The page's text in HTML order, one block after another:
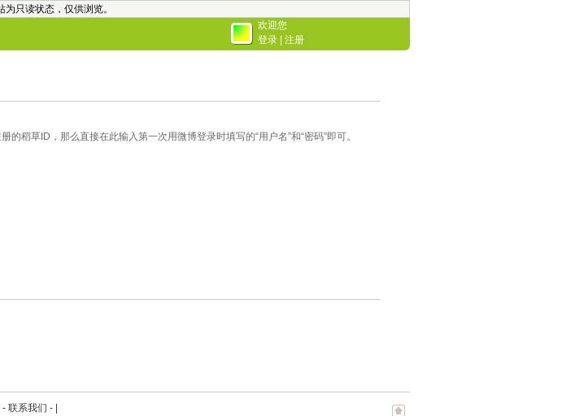
只读状态，仅供浏览。
欢迎您
登录
注册
稻草ID，那么直接在此输入第一次用微博登录时填写的“用户名”和“密码”即可。
- 联系我们 -